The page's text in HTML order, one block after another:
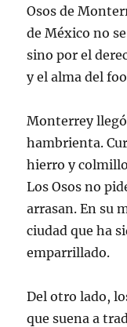
Osos de
de México no
sino por el
y el alma del
Monterrey
hambrienta.
hierro y
Los Osos no
arrasan. En su
ciudad que ha
emparrillado.
Del otro lado,
que suena a